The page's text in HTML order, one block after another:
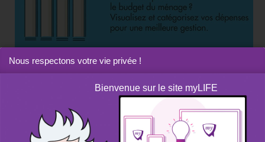
Nous respectons votre vie privée !
Bienvenue sur le site myLIFE